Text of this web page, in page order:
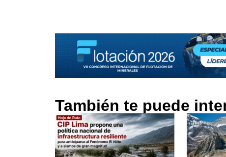
También te puede